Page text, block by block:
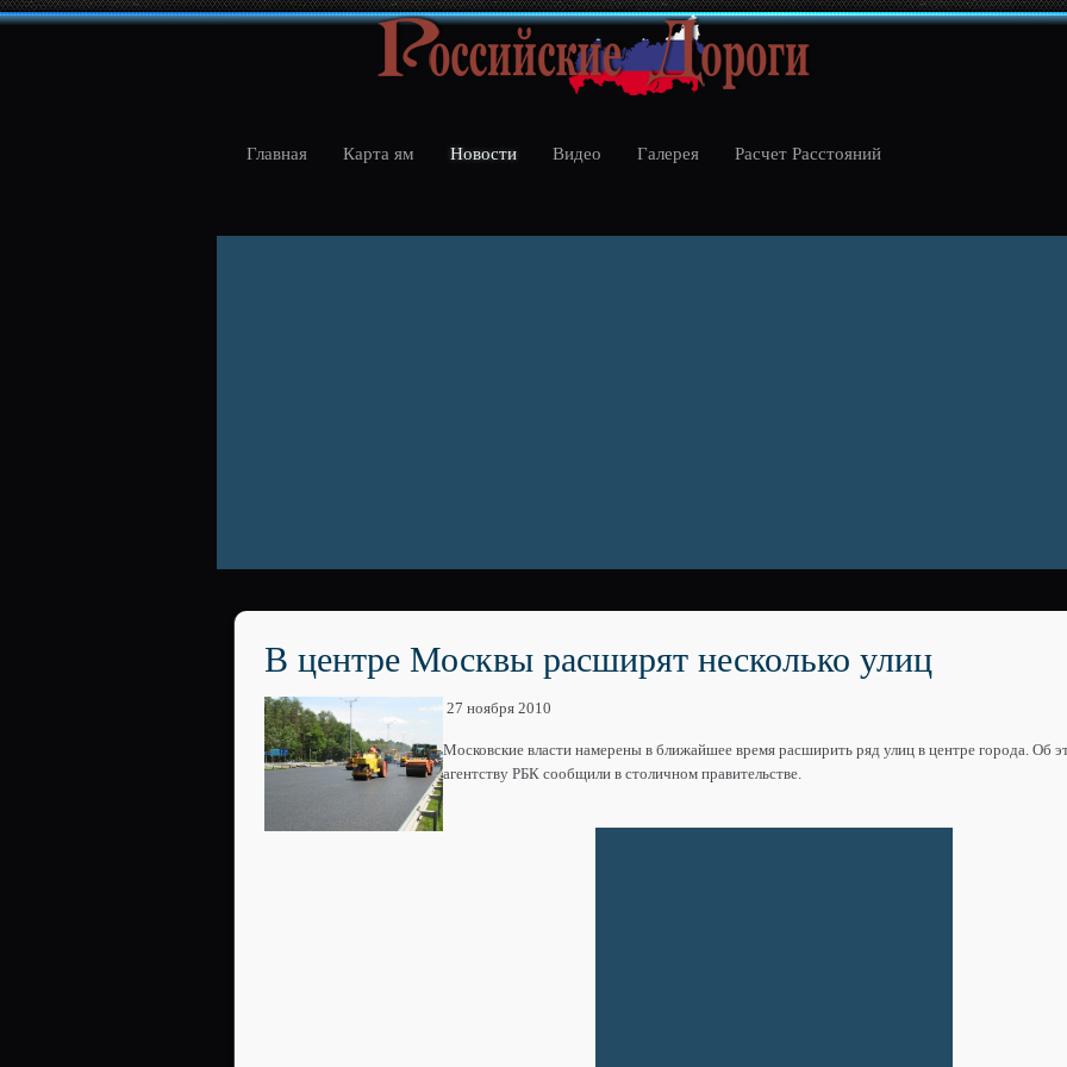
Главная Карта ям Новости Видео Галерея Расчет Расстояний
В центре Москвы расширят несколько улиц
27 ноября 2010
Московские власти намерены в ближайшее время расширить ряд улиц в центре города. Об
агентству РБК сообщили в столичном правительстве.